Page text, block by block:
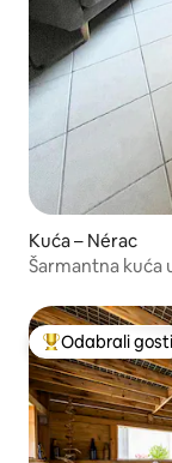
Kuća – Nérac
Šarmantna kuća
Među najviše
Odabrali gosti